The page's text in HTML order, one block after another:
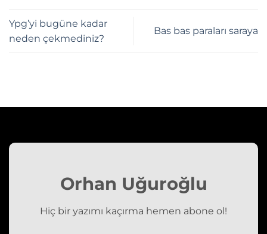
Ypg’yi bugüne kadar
neden çekmediniz?
Bas bas paraları saraya
Orhan Uğuroğlu
Hiç bir yazımı kaçırma hemen abone ol!